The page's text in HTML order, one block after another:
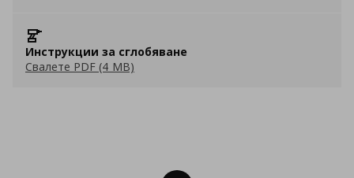
Инструкции за сглобяване
Свалете PDF (4 MB)